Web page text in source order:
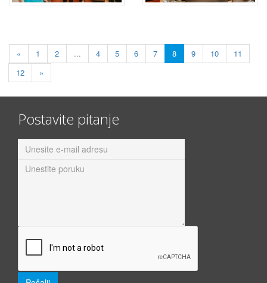
« 1 2 ... 4 5 6 7 8 9 10
11
12
»
Postavite pitanje